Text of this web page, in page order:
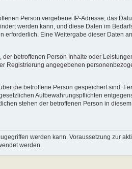
Person vergebene IP-Adresse, das
werden kann, und diese Daten im
erforderlich. Eine Weitergabe dieser Daten
betroffenen Person Inhalte oder
Registrierung angegebenen
die betroffene Person gespeichert sind.
Aufbewahrungspflichten
stehen der betroffenen Person in diesem
werden kann. Voraussetzung zur
werden.